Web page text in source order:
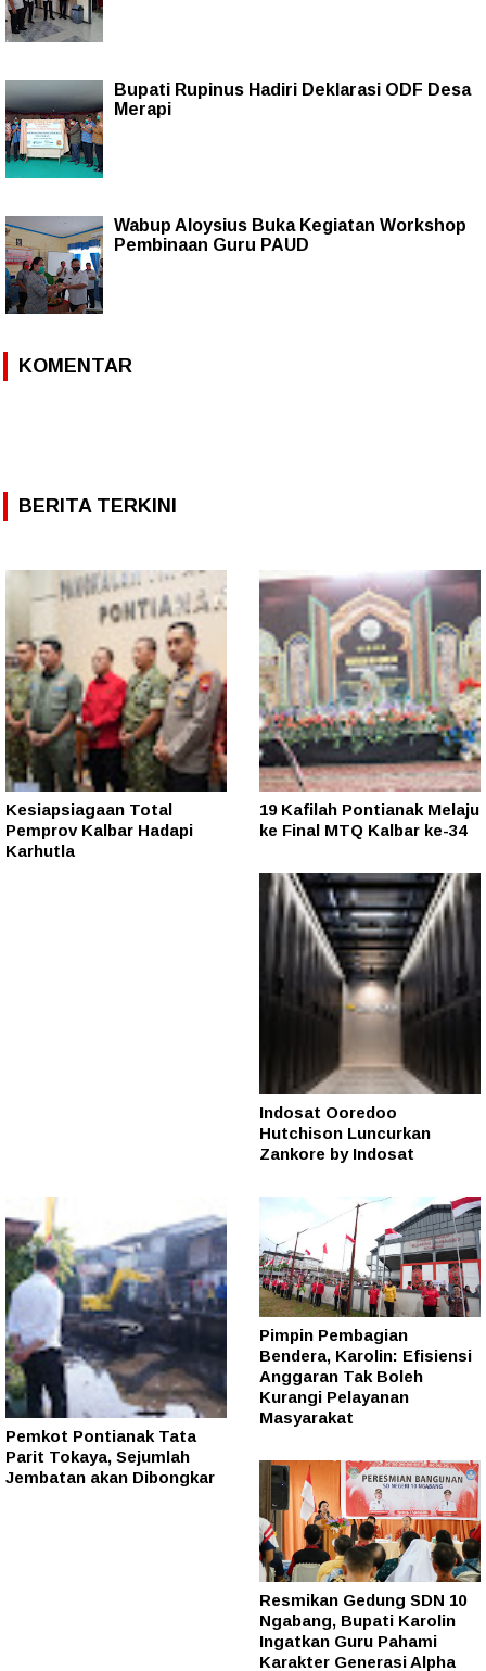
Bupati Rupinus Hadiri Deklarasi ODF Desa
Merapi
Wabup Aloysius Buka Kegiatan Workshop
Pembinaan Guru PAUD
KOMENTAR
BERITA TERKINI
Kesiapsiagaan Total
Pemprov Kalbar Hadapi
Karhutla
19 Kafilah Pontianak Melaju
ke Final MTQ Kalbar ke-34
Indosat Ooredoo
Hutchison Luncurkan
Zankore by Indosat
Pemkot Pontianak Tata
Parit Tokaya, Sejumlah
Jembatan akan Dibongkar
Pimpin Pembagian
Bendera, Karolin: Efisiensi
Anggaran Tak Boleh
Kurangi Pelayanan
Masyarakat
Resmikan Gedung SDN 10
Ngabang, Bupati Karolin
Ingatkan Guru Pahami
Karakter Generasi Alpha